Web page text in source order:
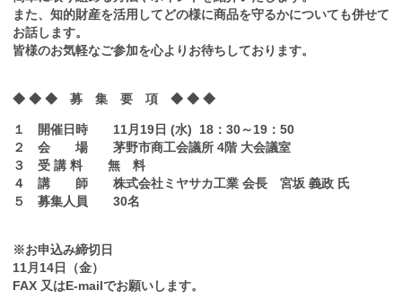
また、知的財産を活用してどの様に商品を守るかについても併せて
お話します。
皆様のお気軽なご参加を心よりお待ちしております。
◆ ◆ ◆ 募 集 要 項 ◆ ◆ ◆
１ 開催日時 11月19日 (水) 18：30～19：50
２ 会 場 茅野市商工会議所 4階 大会議室
３ 受 講 料 無 料
４ 講 師 株式会社ミヤサカ工業 会長 宮坂 義政 氏
５ 募集人員 30名
※お申込み締切日
11月14日（金）
FAX 又はE-mailでお願いします。